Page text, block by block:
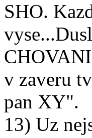
SHO.
v zaveru
pan XY".
13) Uz